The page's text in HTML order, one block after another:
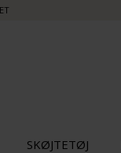
SKØJTETØJ